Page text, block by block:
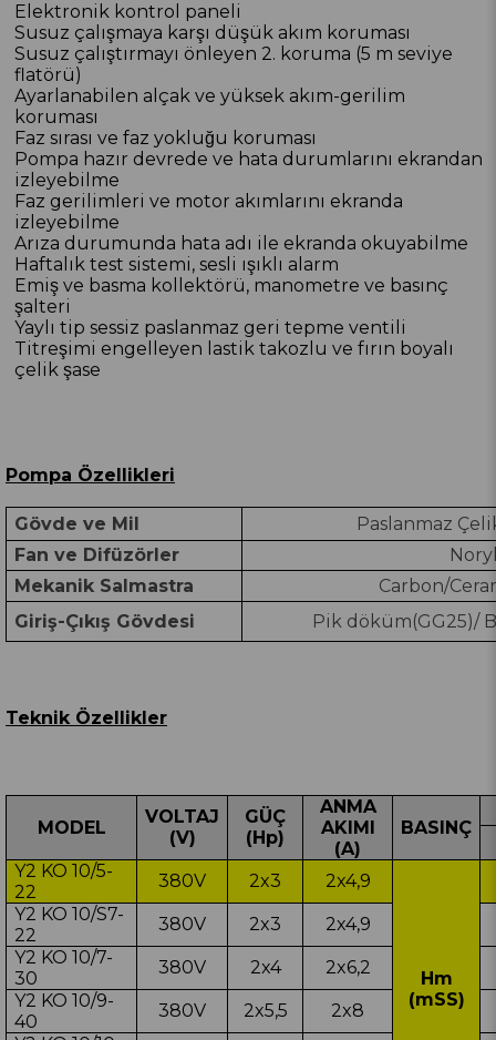
Elektronik kontrol paneli
Susuz çalışmaya karşı düşük akım koruması
Susuz çalıştırmayı önleyen 2. koruma (5 m seviye
flatörü)
Ayarlanabilen alçak ve yüksek akım-gerilim
koruması
Faz sırası ve faz yokluğu koruması
Pompa hazır devrede ve hata durumlarını ekrandan
izleyebilme
Faz gerilimleri ve motor akımlarını ekranda
izleyebilme
Arıza durumunda hata adı ile ekranda okuyabilme
Haftalık test sistemi, sesli ışıklı alarm
Emiş ve basma kollektörü, manometre ve basınç
şalteri
Yaylı tip sessiz paslanmaz geri tepme ventili
Titreşimi engelleyen lastik takozlu ve fırın boyalı
çelik şase
Pompa Özellikleri
Gövde ve Mil
Paslanmaz
Fan ve Difüzörler
Mekanik Salmastra
Carbon/
Giriş-Çıkış Gövdesi
Pik döküm(GG25)/
Teknik Özellikler
MODEL
VOLTAJ
(V)
GÜÇ
(Hp)
ANMA
AKIMI
(A)
BASINÇ
Y2 KO 10/5-
22
380V 2x3 2x4,9
Hm
(mSS)
Y2 KO 10/S7-
22
380V 2x3
2x4,9
Y2 KO 10/7-
30
380V 2x4
2x6,2
Y2 KO 10/9-
40
380V 2x5,5
2x8